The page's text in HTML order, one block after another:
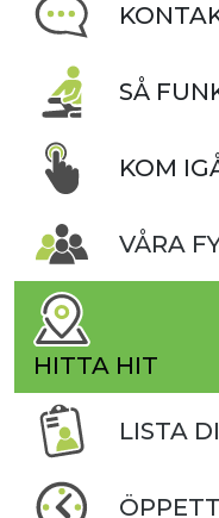
SÅ
KOM
VÅRA
HITTA HIT
LISTA